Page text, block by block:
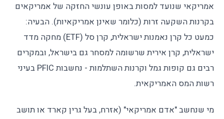
אמריקאי שנועד למסות באופן עונשי החזקה של אמריקאים
בקרנות השקעה זרות (כלומר שאינן אמריקאיות). הבעיה:
כמעט כל קרן נאמנות ישראלית, קרן סל (ETF) מחקה מדד
ישראלית, קרן אירית שרשומה למסחר גם בישראל, ובמקרים
רבים גם קופות גמל וקרנות השתלמות - נחשבות PFIC בעיני
רשות המס האמריקאית.
מי שנחשב "אדם אמריקאי" (אזרח, בעל גרין קארד או תושב